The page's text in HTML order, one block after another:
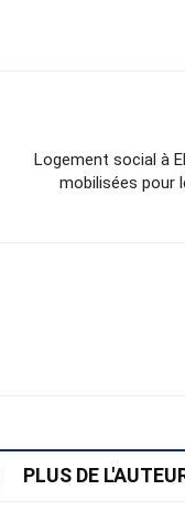
Logement social à
mobilisées pour
PLUS DE